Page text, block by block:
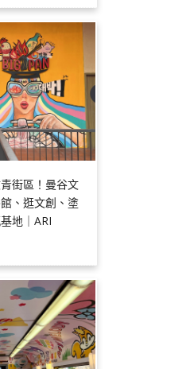
街區！曼谷文
、逛文創、塗
地｜ARI